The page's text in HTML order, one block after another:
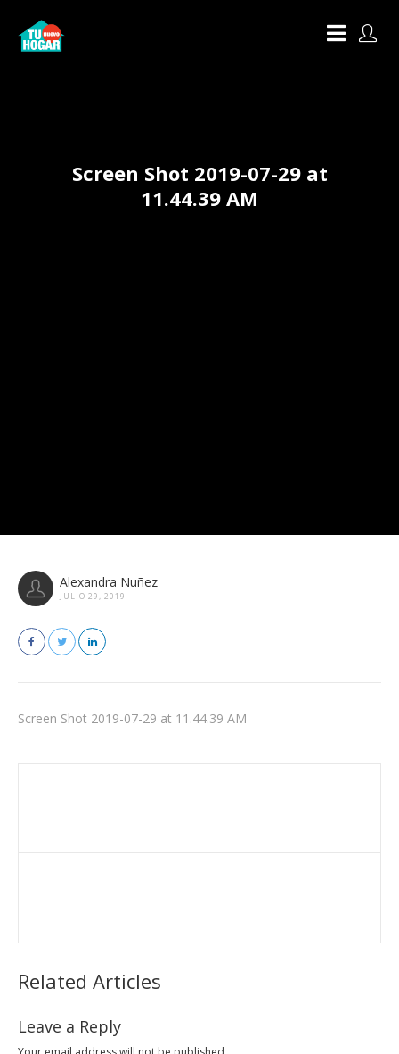
Screen Shot 2019-07-29 at
11.44.39 AM
Alexandra Nuñez
JULIO 29, 2019
Screen Shot 2019-07-29 at 11.44.39 AM
Related Articles
Leave a Reply